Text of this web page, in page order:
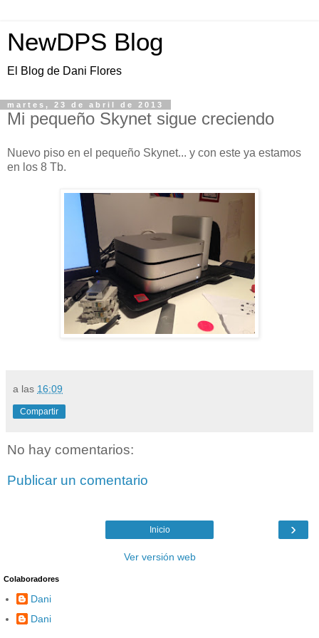
NewDPS Blog
El Blog de Dani Flores
martes, 23 de abril de 2013
Mi pequeño Skynet sigue creciendo
Nuevo piso en el pequeño Skynet... y con este ya estamos
en los 8 Tb.
a las 16:09
Compartir
No hay comentarios:
Publicar un comentario
›
Inicio
Ver versión web
Colaboradores
Dani
Dani